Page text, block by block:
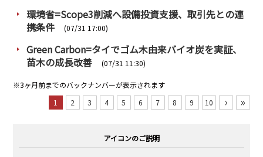
環境省=Scope3削減へ設備投資支援、取引先との連
携条件
(07/31 17:00)
Green Carbon=タイでゴム木由来バイオ炭を実証、
苗木の成長改善
(07/31 11:30)
※3ヶ月前までのバックナンバーが表示されます
1
2 3 4 5 6 7 8 9 10 › »
アイコンのご説明